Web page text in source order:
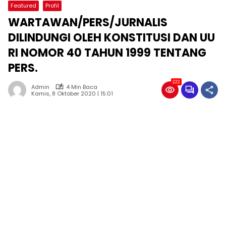
Featured Profil
WARTAWAN/PERS/JURNALIS
DILINDUNGI OLEH KONSTITUSI DAN UU
RI NOMOR 40 TAHUN 1999 TENTANG
PERS.
Admin
4 Min Baca
Kamis, 8 Oktober 2020 | 15:01
222